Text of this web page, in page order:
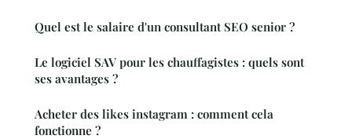
Quel est le salaire d'un consultant SEO senior ?
Le logiciel SAV pour les chauffagistes : quels sont
ses avantages ?
Acheter des likes instagram : comment cela
fonctionne ?